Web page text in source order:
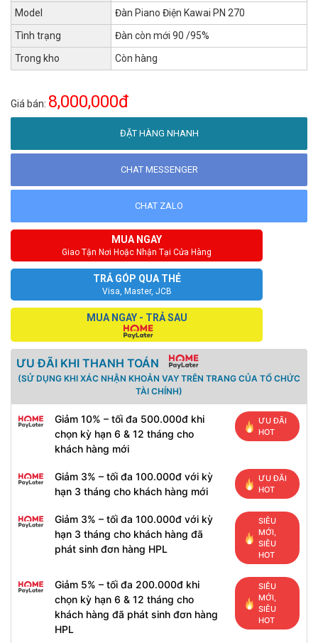
Model
Đàn Piano Điện Kawai PN 270
Tình trạng
Đàn còn mới 90 /95%
Trong kho
Còn hàng
Giá bán: 8,000,000đ
ĐẶT HÀNG NHANH
CHAT MESSENGER
CHAT ZALO
MUA NGAY
Giao Tận Nơi Hoặc Nhận Tại Cửa Hàng
TRẢ GÓP QUA THẺ
Visa, Master, JCB
MUA NGAY - TRẢ SAU
ƯU ĐÃI KHI THANH TOÁN
(SỬ DỤNG KHI XÁC NHẬN KHOẢN VAY TRÊN TRANG CỦA TỔ CHỨC
TÀI CHÍNH)
Giảm 10% – tối đa 500.000đ khi
chọn kỳ hạn 6 & 12 tháng cho
khách hàng mới
ƯU ĐÃI
HOT
Giảm 3% – tối đa 100.000đ với kỳ
hạn 3 tháng cho khách hàng mới
ƯU ĐÃI
HOT
Giảm 3% – tối đa 100.000đ với kỳ
hạn 3 tháng cho khách hàng đã
phát sinh đơn hàng HPL
SIÊU
MỚI,
SIÊU
HOT
Giảm 5% – tối đa 200.000đ khi
chọn kỳ hạn 6 & 12 tháng cho
khách hàng đã phát sinh đơn hàng
HPL
SIÊU
MỚI,
SIÊU
HOT